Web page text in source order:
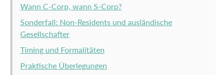
Wann C-Corp, wann S-Corp?
Sonderfall: Non-Residents und ausländische
Gesellschafter
Timing und Formalitäten
Praktische Überlegungen